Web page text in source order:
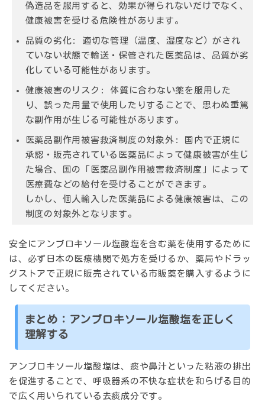
偽造品を服用すると、効果が得られないだけでなく、
健康被害を受ける危険性があります。
品質の劣化:
適切な管理（温度、湿度など）がされ
ていない状態で輸送・保管された医薬品は、品質が劣
化している可能性があります。
健康被害のリスク:
体質に合わない薬を服用した
り、誤った用量で使用したりすることで、思わぬ重篤
な副作用が生じる可能性があります。
医薬品副作用被害救済制度の対象外:
国内で正規に
承認・販売されている医薬品によって健康被害が生じ
た場合、国の「医薬品副作用被害救済制度」によって
医療費などの給付を受けることができます。
しかし、個人輸入した医薬品による健康被害は、この
制度の対象外となります。
安全にアンブロキソール塩酸塩を含む薬を使用するために
は、必ず日本の医療機関で処方を受けるか、薬局やドラッ
グストアで正規に販売されている市販薬を購入するように
してください。
まとめ：アンブロキソール塩酸塩を正しく
理解する
アンブロキソール塩酸塩は、痰や鼻汁といった粘液の排出
を促進することで、呼吸器系の不快な症状を和らげる目的
で広く用いられている去痰成分です。